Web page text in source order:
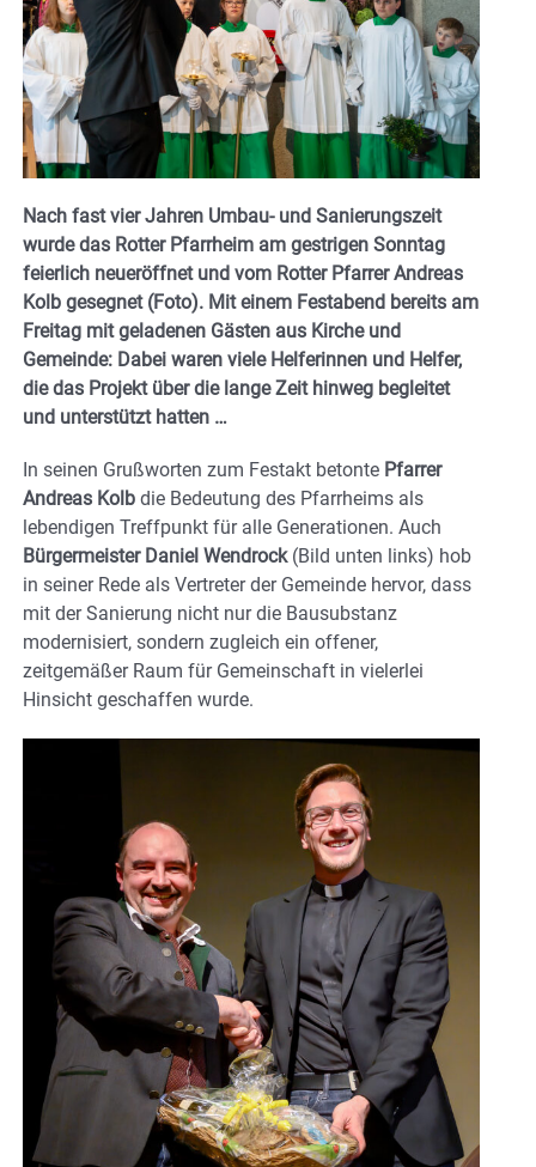
Nach fast vier Jahren Umbau- und Sanierungszeit
wurde das Rotter Pfarrheim am gestrigen Sonntag
feierlich neueröffnet und vom Rotter Pfarrer Andreas
Kolb gesegnet (Foto). Mit einem Festabend bereits am
Freitag mit geladenen Gästen aus Kirche und
Gemeinde: Dabei waren viele Helferinnen und Helfer,
die das Projekt über die lange Zeit hinweg begleitet
und unterstützt hatten …
In seinen Grußworten zum Festakt betonte Pfarrer
Andreas Kolb die Bedeutung des Pfarrheims als
lebendigen Treffpunkt für alle Generationen. Auch
Bürgermeister Daniel Wendrock(Bild unten links) hob
in seiner Rede als Vertreter der Gemeinde hervor, dass
mit der Sanierung nicht nur die Bausubstanz
modernisiert, sondern zugleich ein offener,
zeitgemäßer Raum für Gemeinschaft in vielerlei
Hinsicht geschaffen wurde.